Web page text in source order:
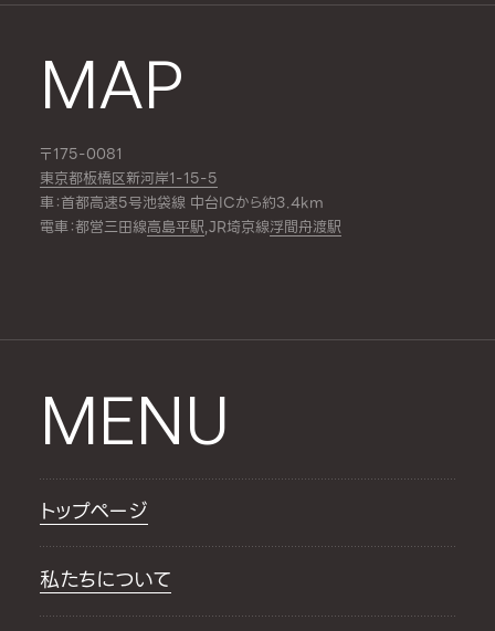
MAP
〒175-0081
東京都板橋区新河岸1-15-5
車：首都高速5号池袋線 中台ICから約3.4km
電車：都営三田線高島平駅,JR埼京線浮間舟渡駅
MENU
トップページ
私たちについて